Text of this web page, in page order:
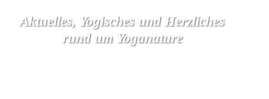
Aktuelles, Yogisches und Herzliches
rund um Yoganature